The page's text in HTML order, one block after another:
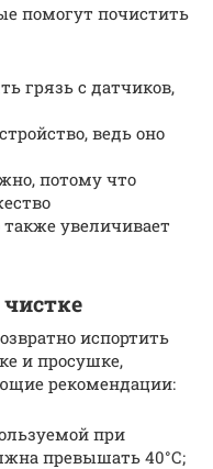
помогут почистить
грязь с датчиков,
ведь оно
потому что
увеличивает
испортить
и просушке,
рекомендации:
при
превышать 40°С;